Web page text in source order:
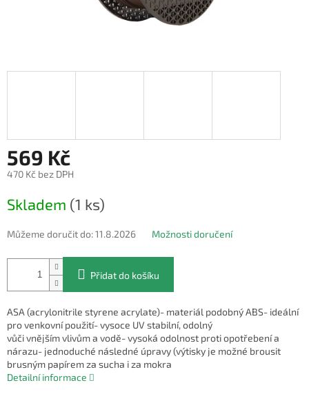
569 Kč
470 Kč bez DPH
cena:
Skladem (1 ks)
Můžeme doručit do:11.8.2026 Možnosti doručení
Přidat do košíku
ASA (acrylonitrile styrene acrylate)- materiál podobný ABS- ideální
pro venkovní použití- vysoce UV stabilní, odolný
vůči vnějším vlivům a vodě- vysoká odolnost proti opotřebení a
nárazu- jednoduché následné úpravy (výtisky je možné brousit
brusným papírem za sucha i za mokra
Detailní informace